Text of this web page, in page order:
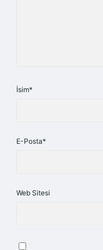
İsim*
E-Posta*
Web Sitesi